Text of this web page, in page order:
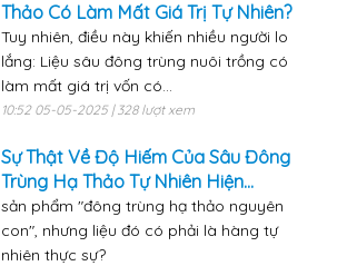
Thảo Có Làm Mất Giá Trị Tự Nhiên?
Tuy nhiên, điều này khiến nhiều người lo
lắng: Liệu sâu đông trùng nuôi trồng có
làm mất giá trị vốn có...
10:52 05-05-2025 | 328 lượt xem
Sự Thật Về Độ Hiếm Của Sâu Đông
Trùng Hạ Thảo Tự Nhiên Hiện...
sản phẩm "đông trùng hạ thảo nguyên
con", nhưng liệu đó có phải là hàng tự
nhiên thực sự?